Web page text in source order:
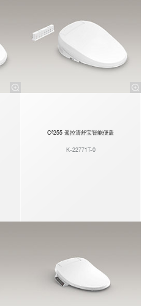
C³255 遥控清舒宝智能便盖
K-22771T-0